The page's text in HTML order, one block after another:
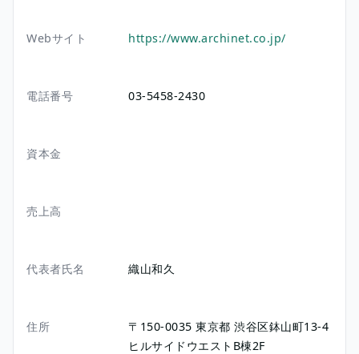
Webサイト https://www.archinet.co.jp/
電話番号 03-5458-2430
資本金
売上高
代表者氏名 織山和久
住所 〒150-0035東京都渋谷区鉢山町13-4
ヒルサイドウエストB棟2F